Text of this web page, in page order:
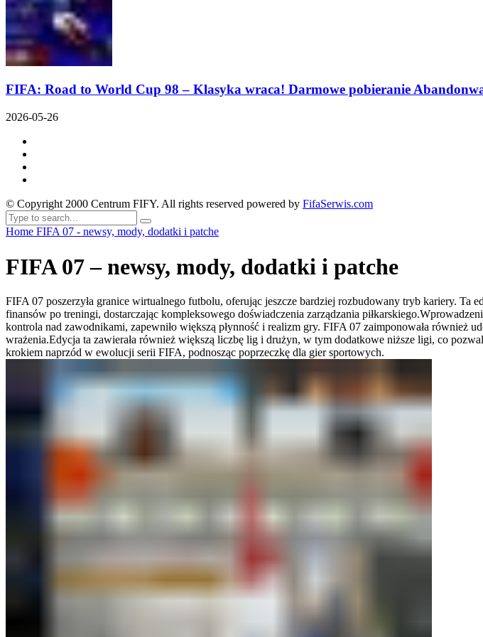
FIFA: Road to World Cup 98 – Klasyka wraca! Darmowe pobieranie
2026-05-26
© Copyright 2000 Centrum FIFY. All rights reserved powered by FifaSerwis.com
Home FIFA 07 - newsy, mody, dodatki i patche
FIFA 07 – newsy, mody, dodatki i patche
FIFA 07 poszerzyła granice wirtualnego futbolu, oferując jeszcze bardziej rozbudowany tryb kariery. Ta
finansów po treningi, dostarczając kompleksowego doświadczenia zarządzania
kontrola nad zawodnikami, zapewniło większą płynność i realizm gry. FIFA 07 zaimponowała również
wrażenia.Edycja ta zawierała również większą liczbę lig i drużyn, w tym dodatkowe niższe ligi, co
krokiem naprzód w ewolucji serii FIFA, podnosząc poprzeczkę dla gier sportowych.